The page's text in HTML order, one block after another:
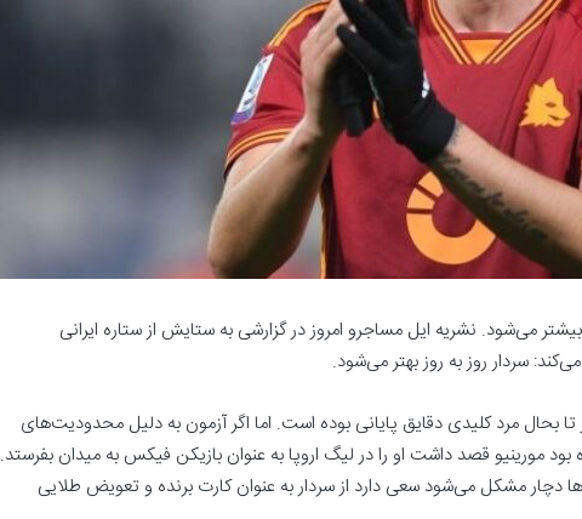
‏می‌شود. نشریه ایل مساجرو امروز در گزارشی به ستایش از ستاره ایرانی
سردار روز به روز بهتر می‌شود.
بحال مرد کلیدی دقایق پایانی ‏بوده است. اما اگر آزمون به دلیل محدودیت‌های
مورینیو قصد داشت او را در لیگ اروپا به عنوان بازیکن فیکس به میدان ‏بفرستد.
دچار مشکل می‌شود ‏سعی دارد از سردار به عنوان کارت برنده و تعویض طلایی